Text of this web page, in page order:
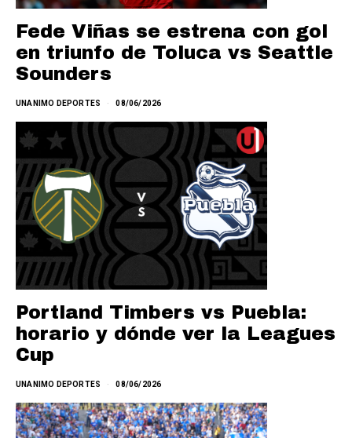
Fede Viñas se estrena con gol
en triunfo de Toluca vs Seattle
Sounders
UNANIMO DEPORTES 08/06/2026
Portland Timbers vs Puebla:
horario y dónde ver la Leagues
Cup
UNANIMO DEPORTES 08/06/2026